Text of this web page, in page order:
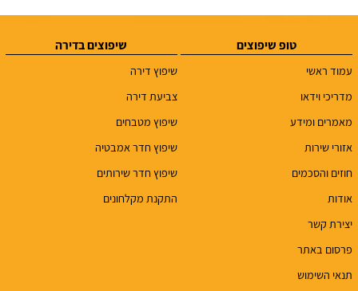
טופ שיפוצים
עמוד ראשי
מדריכי וידאו
מאמרים ומידע
אזורי שירות
חוזים והסכמים
אודות
יצירת קשר
פרסום באתר
תנאי השימוש
שיפוצים בדירה
שיפוץ דירה
צביעת דירה
שיפוץ מטבחים
שיפוץ חדר אמבטיה
שיפוץ חדר שירותים
התקנת מקלחונים